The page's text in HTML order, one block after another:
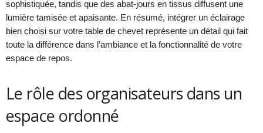
sophistiquée, tandis que des abat-jours en tissus diffusent une
lumière tamisée et apaisante. En résumé, intégrer un éclairage
bien choisi sur votre table de chevet représente un détail qui fait
toute la différence dans l’ambiance et la fonctionnalité de votre
espace de repos.
Le rôle des organisateurs dans un
espace ordonné